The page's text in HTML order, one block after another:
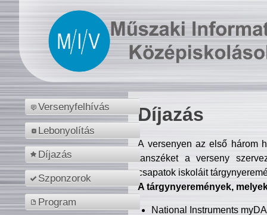
Versenyfelhívás
Lebonyolítás
Díjazás
Szponzorok
Program
Díjazás
A versenyen az első három
tanszéket a verseny
csapatok iskoláit
A tárgynyeremények,
National Instruments